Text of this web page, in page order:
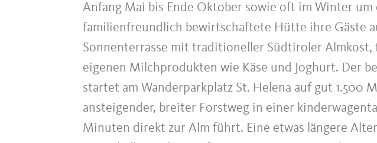
Anfang Mai bis Ende Oktober sowie oft im Winter um
familienfreundlich bewirtschaftete Hütte ihre Gäste
Sonnenterrasse mit traditioneller Südtiroler Almkost,
eigenen Milchprodukten wie Käse und Joghurt. Der
startet am Wanderparkplatz St. Helena auf gut 1.500
ansteigender, breiter Forstweg in einer
Minuten direkt zur Alm führt. Eine etwas längere